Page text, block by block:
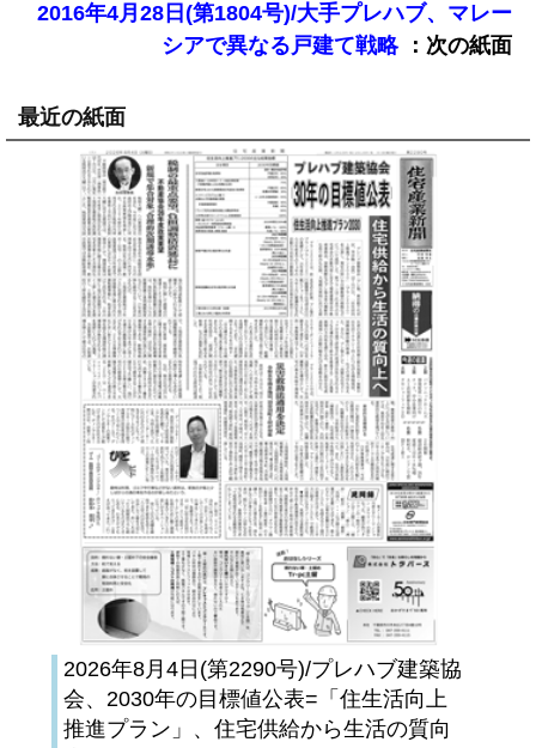
2016年4月28日(第1804号)/大手プレハブ、マレー
シアで異なる戸建て戦略：次の紙面
最近の紙面
2026年8月4日(第2290号)/プレハブ建築協
会、2030年の目標値公表=「住生活向上
推進プラン」、住宅供給から生活の質向